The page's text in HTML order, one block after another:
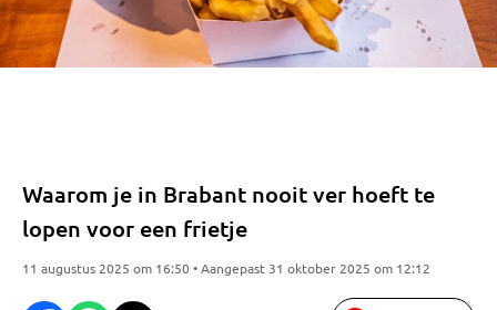
Waarom je in Brabant nooit ver hoeft te
lopen voor een frietje
11 augustus 2025 om 16:50 • Aangepast 31 oktober 2025 om 12:12